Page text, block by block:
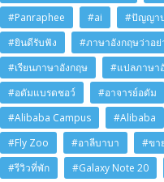
#Panraphee
#ai #ปัญญา
#ยินดีรับฟัง
#ภาษาอังกฤษว่าอย่
#เรียนภาษาอังกฤษ
#แปลภาษา
#อดัมแบรดชอว์
#อาจารย์อดัม
#Alibaba Campus
#Alibaba
#Fly Zoo
#อาลีบาบา #ขา
#รีวิวที่พัก
#Galaxy Note 20